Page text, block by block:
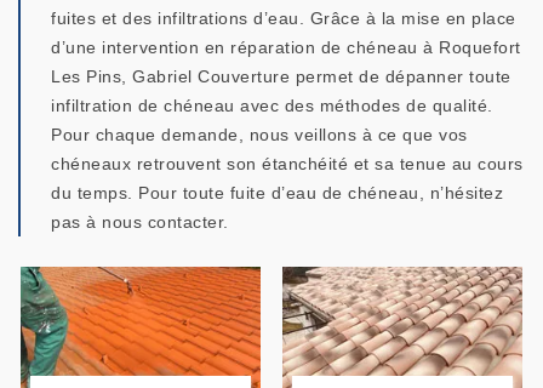
fuites et des infiltrations d’eau. Grâce à la mise en place
d’une intervention en réparation de chéneau à Roquefort
Les Pins, Gabriel Couverture permet de dépanner toute
infiltration de chéneau avec des méthodes de qualité.
Pour chaque demande, nous veillons à ce que vos
chéneaux retrouvent son étanchéité et sa tenue au cours
du temps. Pour toute fuite d’eau de chéneau, n’hésitez
pas à nous contacter.